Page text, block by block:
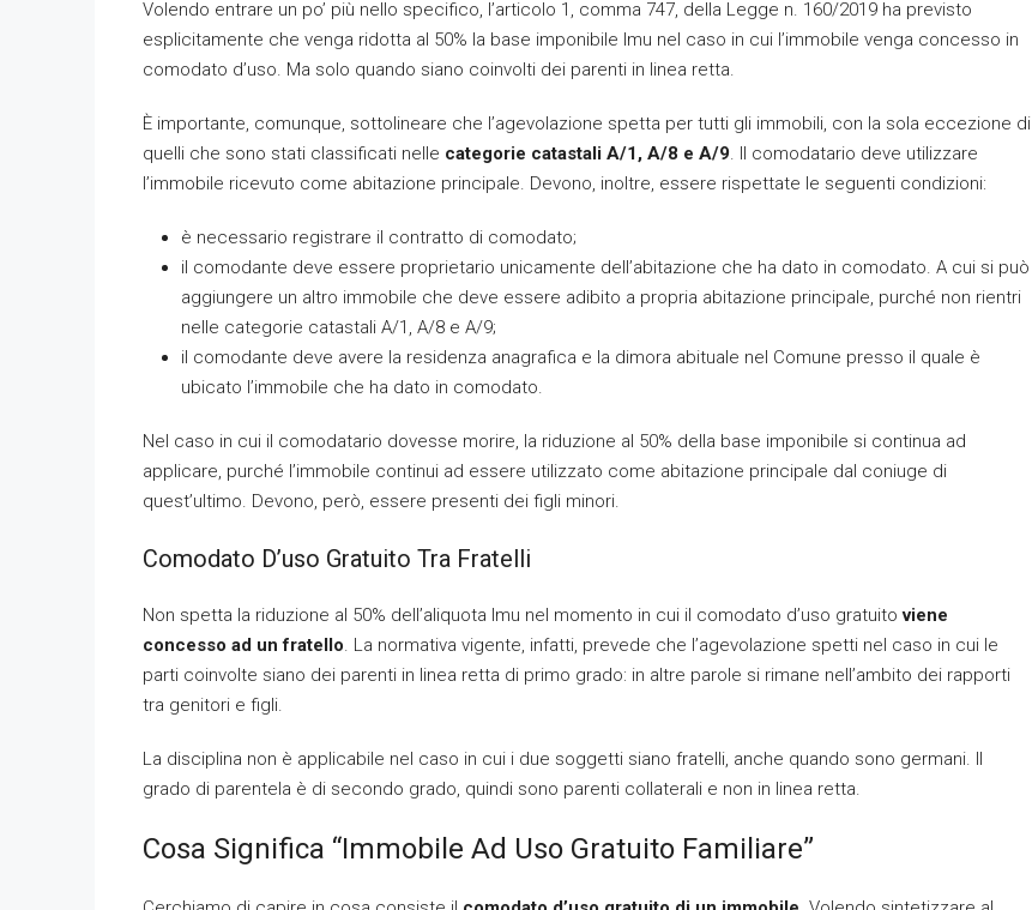
Volendo entrare un po’ più nello specifico, l’articolo 1, comma 747, della Legge n. 160/2019 ha previsto
esplicitamente che venga ridotta al 50% la base imponibile Imu nel caso in cui l’immobile venga concesso in
comodato d’uso. Ma solo quando siano coinvolti dei parenti in linea retta.
È importante, comunque, sottolineare che l’agevolazione spetta per tutti gli immobili, con la sola eccezione di
quelli che sono stati classificati nelle categorie catastali A/1, A/8 e A/9. Il comodatario deve utilizzare
l’immobile ricevuto come abitazione principale. Devono, inoltre, essere rispettate le seguenti condizioni:
è necessario registrare il contratto di comodato;
il comodante deve essere proprietario unicamente dell’abitazione che ha dato in comodato. A cui si può
aggiungere un altro immobile che deve essere adibito a propria abitazione principale, purché non rientri
nelle categorie catastali A/1, A/8 e A/9;
il comodante deve avere la residenza anagrafica e la dimora abituale nel Comune presso il quale è
ubicato l’immobile che ha dato in comodato.
Nel caso in cui il comodatario dovesse morire, la riduzione al 50% della base imponibile si continua ad
applicare, purché l’immobile continui ad essere utilizzato come abitazione principale dal coniuge di
quest’ultimo. Devono, però, essere presenti dei figli minori.
Comodato D’uso Gratuito Tra Fratelli
Non spetta la riduzione al 50% dell’aliquota Imu nel momento in cui il comodato d’uso gratuitoviene
concesso ad un fratello. La normativa vigente, infatti, prevede che l’agevolazione spetti nel caso in cui le
parti coinvolte siano dei parenti in linea retta di primo grado: in altre parole si rimane nell’ambito dei rapporti
tra genitori e figli.
La disciplina non è applicabile nel caso in cui i due soggetti siano fratelli, anche quando sono germani. Il
grado di parentela è di secondo grado, quindi sono parenti collaterali e non in linea retta.
Cosa Significa “immobile Ad Uso Gratuito Familiare”